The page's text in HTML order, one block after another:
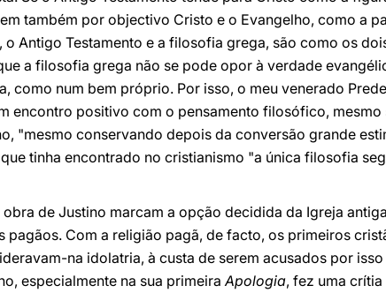
também por objectivo Cristo e o Evangelho, como a
o Antigo Testamento e a filosofia grega, são como os
a filosofia grega não se pode opor à verdade
como num bem próprio. Por isso, o meu venerado
encontro positivo com o pensamento filosófico, mesmo
"mesmo conservando depois da conversão grande
tinha encontrado no cristianismo "a única filosofia
de Justino marcam a opção decidida da Igreja
pagãos. Com a religião pagã, de facto, os primeiros
na idolatria, à custa de serem acusados por
especialmente na sua primeiraApologia, fez uma